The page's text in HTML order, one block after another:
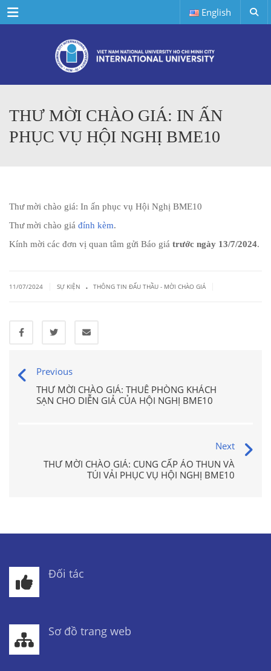
Menu English
THƯ MỜI CHÀO GIÁ: IN ẤN
PHỤC VỤ HỘI NGHỊ BME10
Thư mời chào giá: In ấn phục vụ Hội Nghị BME10
Thư mời chào giá đính kèm.
Kính mời các đơn vị quan tâm gửi Báo giá trước ngày 13/7/2024.
11/07/2024 SỰ KIỆN . THÔNG TIN ĐẤU THẦU - MỜI CHÀO GIÁ
Previous
THƯ MỜI CHÀO GIÁ: THUÊ PHÒNG KHÁCH
SẠN CHO DIỄN GIẢ CỦA HỘI NGHỊ BME10
Next
THƯ MỜI CHÀO GIÁ: CUNG CẤP ÁO THUN VÀ
TÚI VẢI PHỤC VỤ HỘI NGHỊ BME10
Đối tác
Sơ đồ trang web